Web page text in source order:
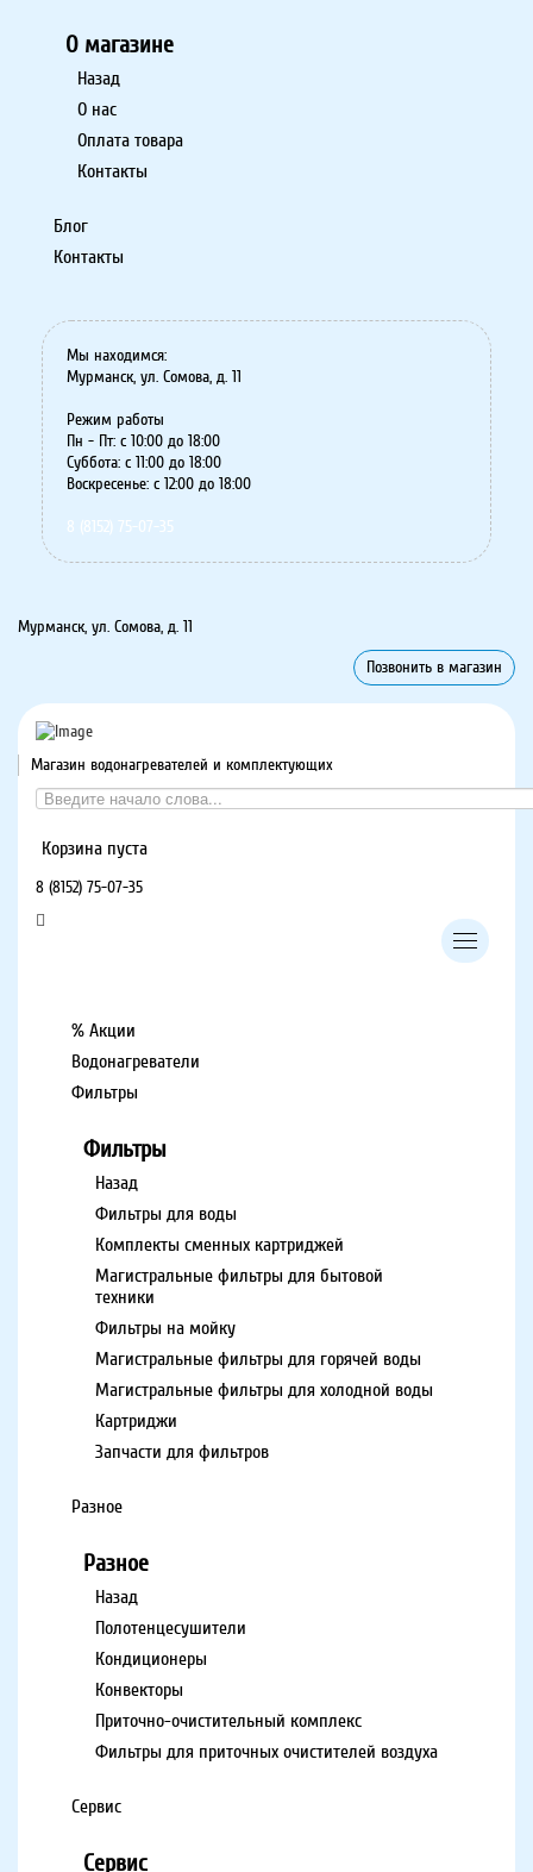
О магазине
Назад
О нас
Оплата товара
Контакты
Блог
Контакты
Мы находимся:
Мурманск, ул. Сомова, д. 11
Режим работы
Пн - Пт: с 10:00 до 18:00
Суббота: с 11:00 до 18:00
Воскресенье: с 12:00 до 18:00
8 (8152) 75-07-35
Мурманск, ул. Сомова, д. 11
Позвонить в магазин
Магазин водонагревателей и комплектующих
Корзина пуста
8 (8152) 75-07-35
% Акции
Водонагреватели
Фильтры
Фильтры
Назад
Фильтры для воды
Комплекты сменных картриджей
Магистральные фильтры для бытовой
техники
Фильтры на мойку
Магистральные фильтры для горячей воды
Магистральные фильтры для холодной воды
Картриджи
Запчасти для фильтров
Разное
Разное
Назад
Полотенцесушители
Кондиционеры
Конвекторы
Приточно-очистительный комплекс
Фильтры для приточных очистителей воздуха
Сервис
Сервис